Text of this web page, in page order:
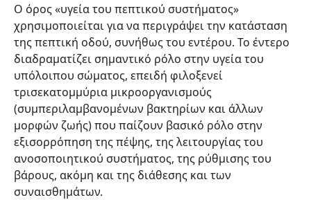
Ο όρος «υγεία του πεπτικού συστήματος»
χρησιμοποιείται για να περιγράψει την κατάσταση
της πεπτική οδού, συνήθως του εντέρου. Το έντερο
διαδραματίζει σημαντικό ρόλο στην υγεία του
υπόλοιπου σώματος, επειδή φιλοξενεί
τρισεκατομμύρια μικροοργανισμούς
(συμπεριλαμβανομένων βακτηρίων και άλλων
μορφών ζωής) που παίζουν βασικό ρόλο στην
εξισορρόπηση της πέψης, της λειτουργίας του
ανοσοποιητικού συστήματος, της ρύθμισης του
βάρους, ακόμη και της διάθεσης και των
συναισθημάτων.